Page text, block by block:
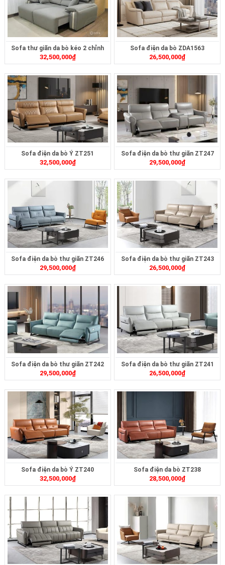
Sofa thư giãn da bò kéo 2 chỉnh
điện ZT2616A
32,500,000₫
Sofa điện da bò ZDA1563
26,500,000₫
Sofa điện da bò Ý ZT251
32,500,000₫
Sofa điện da bò thư giãn ZT247
29,500,000₫
Sofa điện da bò thư giãn ZT246
29,500,000₫
Sofa điện da bò thư giãn ZT243
26,500,000₫
Sofa điện da bò thư giãn ZT242
29,500,000₫
Sofa điện da bò thư giãn ZT241
26,500,000₫
Sofa điện da bò Ý ZT240
32,500,000₫
Sofa điện da bò ZT238
28,500,000₫